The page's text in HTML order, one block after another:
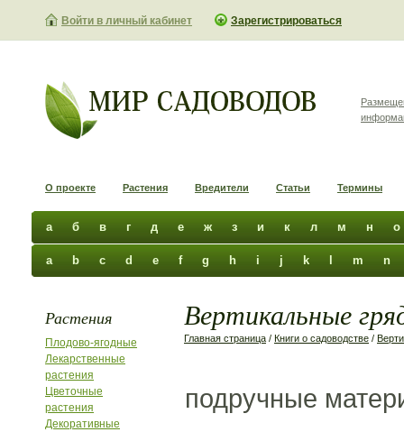
Войти в личный кабинет Зарегистрироваться
О проекте Растения Вредители Статьи Термины
а б в г д е ж з и к л м н о
a b c d e f g h i j k m n
Растения
Плодово-ягодные
Лекарственные
растения
Цветочные
растения
Декоративные
Вертикальные
Главная страница / Книги о садоводстве /
подручные